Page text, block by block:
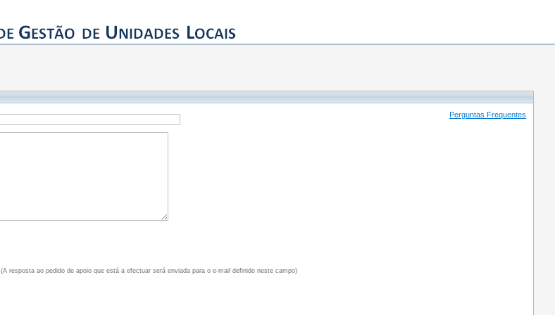
Perguntas Frequentes
(A resposta ao pedido de apoio que está a efectuar será enviada para o e-mail definido neste campo)